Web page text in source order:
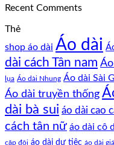
Recent Comments
Thẻ
shop áo dài Áo dài
dài cách Tân nam
lụa Áo dài Nhung Áo dài Sài
Áo dài truyền thống
dài bà sui áo dài cao
cách tân nữ áo dài cô
cặp đôi áo dài dự tiệc áo dài